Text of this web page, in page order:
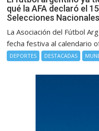
qué la AFA declaró el
Selecciones
La Asociación del Fútbol
fecha festiva al calendario
DEPORTES DESTACADAS